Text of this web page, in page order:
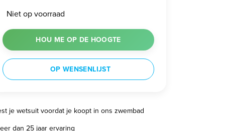
Niet op voorraad
HOU ME OP DE HOOGTE
OP WENSENLIJST
je wetsuit voordat je koopt in ons zwembad
dan 25 jaar ervaring